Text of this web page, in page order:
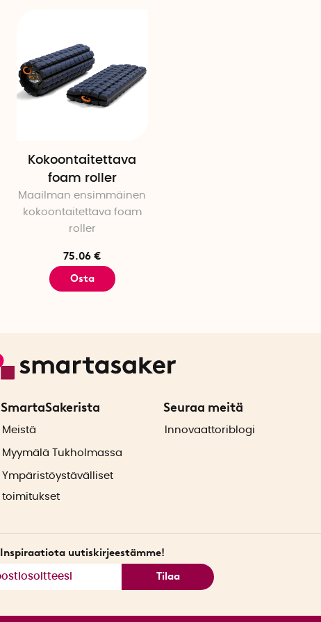
Nate esitteli innovaationsa Yhdysvaltojen
Neljän sijoittajan välisen tarjoussodan
Hyödyllisiä treenivinkkejä
Foam Rollerin käytön on tieteellisesti
treenaamiseen liittyvää ja sen jälkeistä
ja kehon kiputiloja vähentää.
lihasten alkavan löystyä.
. Keskity hengittämiseen ja käytä
uloshengitykseen. Se auttaa lisäämään
Toista
rullailu niissä kohdissa, joissa
kipeytyvän.
Huom. Uusi välilehti avautuu. Sivusto on
Kokoontaitettava
foam roller
Maailman ensimmäinen
kokoontaitettava foam
roller
75.06 €
Osta
SmartaSakerista
Meistä
Myymälä Tukholmassa
Ympäristöystävälliset
toimitukset
Seuraa meitä
Innovaattoriblogi
Inspiraatiota uutiskirjeestämme!
Tilaa